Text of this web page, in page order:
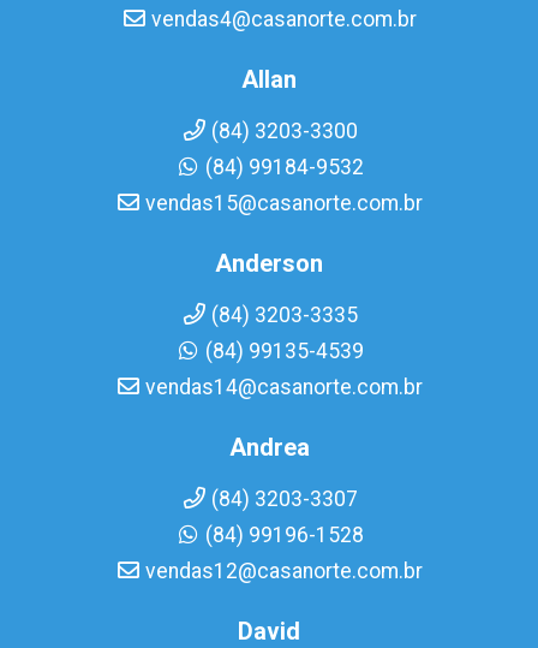
vendas4@casanorte.com.br
Allan
(84) 3203-3300
(84) 99184-9532
vendas15@casanorte.com.br
Anderson
(84) 3203-3335
(84) 99135-4539
vendas14@casanorte.com.br
Andrea
(84) 3203-3307
(84) 99196-1528
vendas12@casanorte.com.br
David